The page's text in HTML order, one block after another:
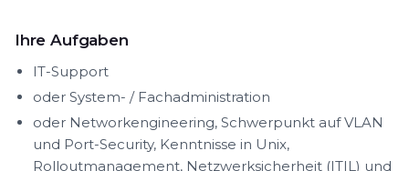
Ihre Aufgaben
IT-Support
oder System- / Fachadministration
oder Networkengineering, Schwerpunkt auf VLAN
und Port-Security, Kenntnisse in Unix,
Rolloutmanagement, Netzwerksicherheit (ITIL) und